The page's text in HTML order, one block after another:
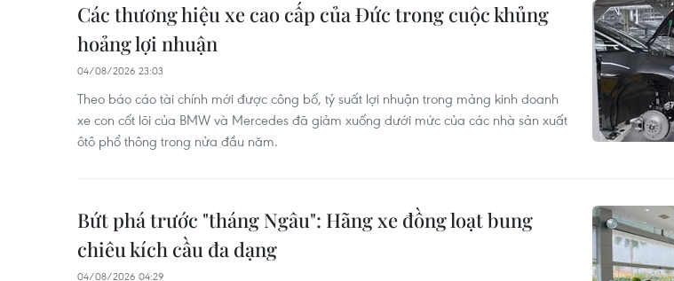
Các thương hiệu xe cao cấp của Đức trong cuộc khủng
hoảng lợi nhuận
04/08/2026 23:03
Theo báo cáo tài chính mới được công bố, tỷ suất lợi nhuận trong mảng kinh doanh
xe con cốt lõi của BMW và Mercedes đã giảm xuống dưới mức của các nhà sản xuất
ôtô phổ thông trong nửa đầu năm.
Bứt phá trước "tháng Ngâu": Hãng xe đồng loạt bung
chiêu kích cầu đa dạng
04/08/2026 04:29